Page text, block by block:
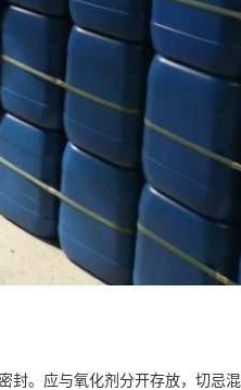
封。应与氧化剂分开存放，切忌混